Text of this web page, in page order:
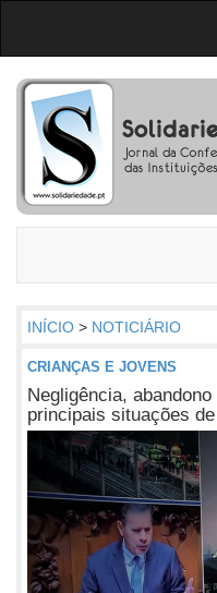
INÍCIO > NOTICIÁRIO
CRIANÇAS E JOVENS
Negligência,
principais situações